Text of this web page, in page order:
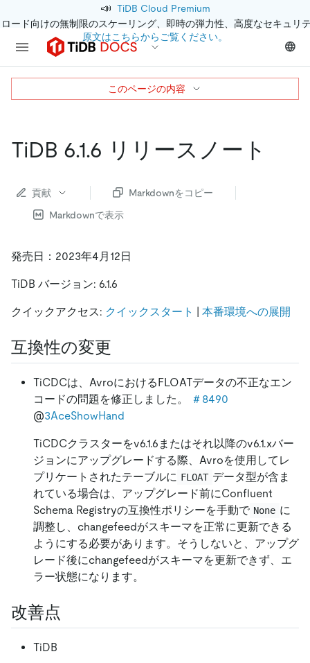
📣 TiDB Cloud Premium
ード向けの無制限のスケーリング、即時の弾力性、高度なセキュリ
原文はこちらからご覧ください。
TiDB 6.1.6 リリースノート
貢献
Markdownをコピー
Markdownで表示
発売日：2023年4月12日
TiDB バージョン: 6.1.6
クイックアクセス: クイックスタート | 本番環境への展開
互換性の変更
TiCDCは、AvroにおけるFLOATデータの不正なエン
コードの問題を修正しました。
＃8490
@3AceShowHand
TiCDCクラスターをv6.1.6またはそれ以降のv6.1.xバー
ジョンにアップグレードする際、Avroを使用してレ
プリケートされたテーブルに FLOAT データ型が含ま
れている場合は、アップグレード前にConfluent
Schema Registryの互換性ポリシーを手動で None に
調整し、changefeedがスキーマを正常に更新できる
ようにする必要があります。そうしないと、アップグ
レード後にchangefeedがスキーマを更新できず、エ
ラー状態になります。
改善点
TiDB
このページの内容